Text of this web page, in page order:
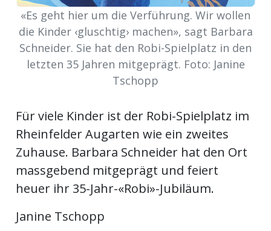
«Es geht hier um die Verführung. Wir wollen
die Kinder ‹gluschtig› machen», sagt Barbara
Schneider. Sie hat den Robi-Spielplatz in den
letzten 35 Jahren mitgeprägt. Foto: Janine
Tschopp
Für viele Kinder ist der Robi-Spielplatz im
Rheinfelder Augarten wie ein zweites
Zuhause. Barbara Schneider hat den Ort
massgebend mitgeprägt und feiert
heuer ihr 35-Jahr-«Robi»-Jubiläum.
Janine Tschopp